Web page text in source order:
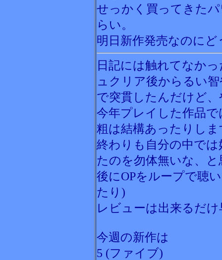
せっかく買ってきた
らい。
明日新作発売なのに
日記には触れてなか
ュクリア後からるい
で突貫したんだけど
今年プレイした作品
粗は結構あったりし
終わりも自分の中で
たのを勿体無いな、
後にOPをループで聴
たり)
レビューは出来るだ
今週の新作は
5 (ファイブ)